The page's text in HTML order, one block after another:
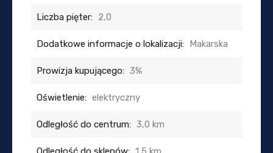
Liczba pięter: 2,0
Dodatkowe informacje o lokalizacji: Makarska
Prowizja kupującego: 3%
Oświetlenie: elektryczny
Odległość do centrum: 3,0 km